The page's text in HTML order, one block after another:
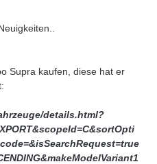
Supra kaufen, diese hat er
details.html?